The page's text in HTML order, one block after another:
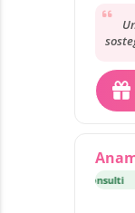
Un
Già 13 000 consulti